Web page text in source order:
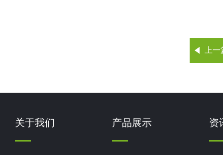
上
关于我们 产品展示 资